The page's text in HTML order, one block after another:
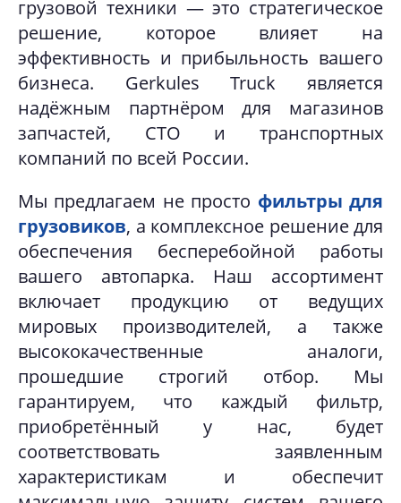
грузовой техники — это стратегическое
решение, которое влияет на
эффективность и прибыльность вашего
бизнеса. Gerkules Truck является
надёжным партнёром для магазинов
запчастей, СТО и транспортных
компаний по всей России.
Мы предлагаем не просто фильтры для
грузовиков, а комплексное решение для
обеспечения бесперебойной работы
вашего автопарка. Наш ассортимент
включает продукцию от ведущих
мировых производителей, а также
высококачественные аналоги,
прошедшие строгий отбор. Мы
гарантируем, что каждый фильтр,
приобретённый у нас, будет
соответствовать заявленным
характеристикам и обеспечит